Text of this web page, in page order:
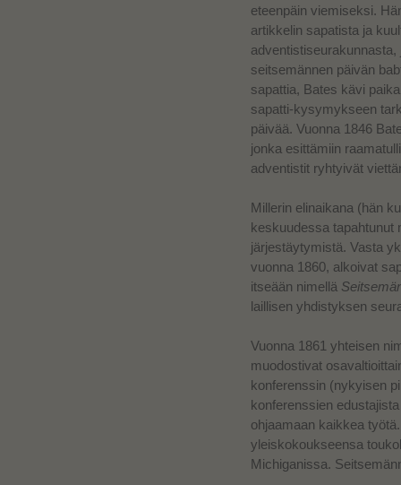
eteenpäin viemiseksi.
artikkelin sapatista ja
seitsemännen päivän
sapattia, Bates kävi
sapatti-kysymykseen
päivää. Vuonna 1846
jonka esittämiin
adventistit ryhtyivät
Millerin elinaikana (hän
keskuudessa tapahtunut
järjestäytymistä. Vasta
vuonna 1860, alkoivat
itseään nimellä
laillisen yhdistyksen
Vuonna 1861 yhteisen
muodostivat
konferenssin (nykyisen
konferenssien
ohjaamaan kaikkea
yleiskokoukseensa
Michiganissa.